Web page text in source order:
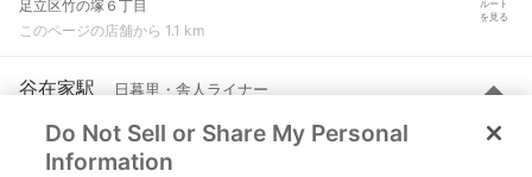
足立区竹の塚６丁目
このページの店舗から 1.1 km
ルート
を見る
谷在家駅 日暮里・舎人ライナー
足立区谷在家３-２０-２３
このページの店舗から 1.4 km
ルート
を見る
Do Not Sell or Share My Personal
Information